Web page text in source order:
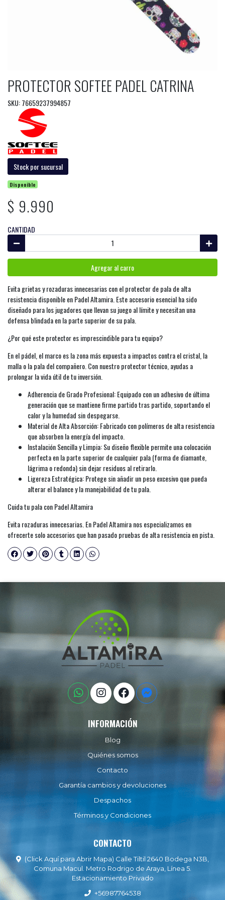
PROTECTOR SOFTEE PADEL CATRINA
SKU: 76659237994857
Stock por sucursal
Disponible
$ 9.990
CANTIDAD
Agregar al carro
Evita grietas y rozaduras innecesarias con el protector de pala de alta
resistencia disponible en Padel Altamira. Este accesorio esencial ha sido
diseñado para los jugadores que llevan su juego al límite y necesitan una
defensa blindada en la parte superior de su pala.
¿Por qué este protector es imprescindible para tu equipo?
En el pádel, el marco es la zona más expuesta a impactos contra el cristal, la
malla o la pala del compañero. Con nuestro protector técnico, ayudas a
prolongar la vida útil de tu inversión.
Adherencia de Grado Profesional: Equipado con un adhesivo de última
generación que se mantiene firme partido tras partido, soportando el
calor y la humedad sin despegarse.
Material de Alta Absorción: Fabricado con polímeros de alta resistencia
que absorben la energía del impacto.
Instalación Sencilla y Limpia: Su diseño flexible permite una colocación
perfecta en la parte superior de cualquier pala (forma de diamante,
lágrima o redonda) sin dejar residuos al retirarlo.
Ligereza Estratégica: Protege sin añadir un peso excesivo que pueda
alterar el balance y la manejabilidad de tu pala.
Cuida tu pala con Padel Altamira
Evita rozaduras innecesarias. En Padel Altamira nos especializamos en
ofrecerte solo accesorios que han pasado pruebas de alta resistencia en pista.
INFORMACIÓN
Blog
Quiénes somos
Contacto
Garantía cambios y devoluciones
Despachos
Términos y Condiciones
CONTACTO
(Click Aquí para Abrir Mapa) Calle Tiltil 2640 Bodega N3B,
Comuna Macul. Metro Rodrigo de Araya, Línea 5.
Estacionamiento Privado
+56987764538